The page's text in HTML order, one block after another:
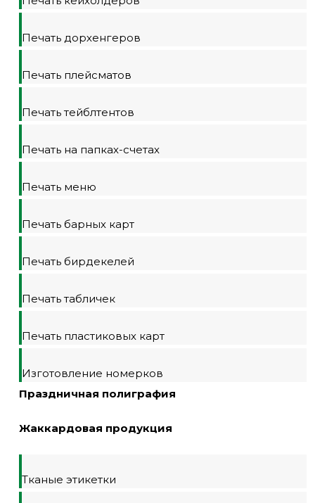
Печать дорхенгеров
Печать плейсматов
Печать тейблтентов
Печать на папках-счетах
Печать меню
Печать барных карт
Печать бирдекелей
Печать табличек
Печать пластиковых карт
Изготовление номерков
Праздничная полиграфия
Жаккардовая продукция
Тканые этикетки